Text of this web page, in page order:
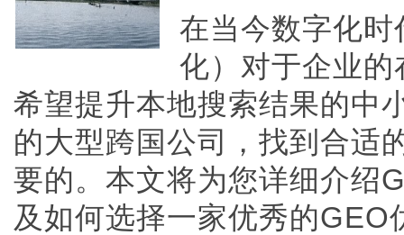
在当今数字化
化）对于企业
希望提升本地搜索结果的中
的大型跨国公司，找到合适
要的。本文将为您详细介绍
及如何选择一家优秀的